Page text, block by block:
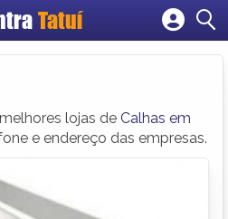
Tatuí
Cadastrar empresa
lojas de Calhas em
e endereço das empresas.